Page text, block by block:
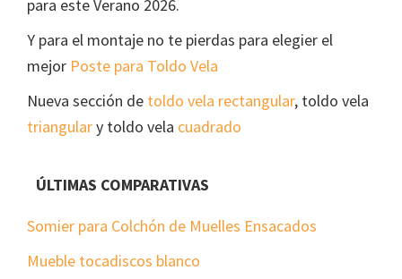
para este Verano 2026.
Y para el montaje no te pierdas para elegier el
mejor Poste para Toldo Vela
Nueva sección de toldo vela rectangular, toldo vela
triangulary toldo vela cuadrado
ÚLTIMAS COMPARATIVAS
Somier para Colchón de Muelles Ensacados
Mueble tocadiscos blanco